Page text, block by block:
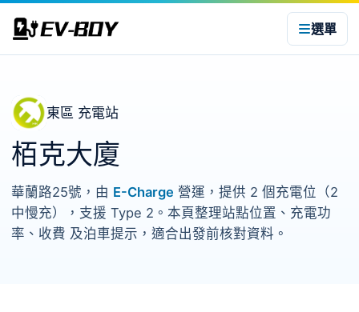
選單
東區 充電站
栢克大廈
華蘭路25號，由 E-Charge 營運，提供 2 個充電位（2
中慢充），支援 Type 2。本頁整理站點位置、充電功
率、收費 及泊車提示，適合出發前核對資料。